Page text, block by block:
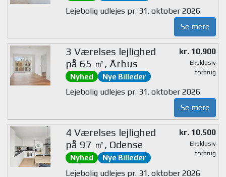
Lejebolig udlejes pr. 31. oktober 2026
Se mere
3 Værelses lejlighed
på 65 ㎡, Århus
Nyhed Nye Billeder
kr. 10.900
Eksklusiv
forbrug
Lejebolig udlejes pr. 31. oktober 2026
Se mere
4 Værelses lejlighed
på 97 ㎡, Odense
Nyhed Nye Billeder
kr. 10.500
Eksklusiv
forbrug
Lejebolig udlejes pr. 31. oktober 2026